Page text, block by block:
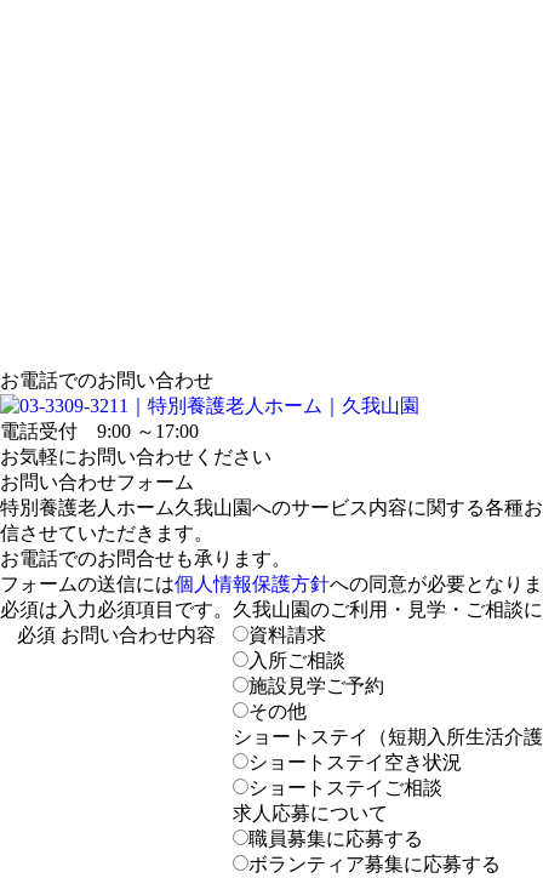
お電話でのお問い合わせ
電話受付 9:00 ～17:00
お気軽にお問い合わせください
お問い合わせフォーム
特別養護老人ホーム久我山園へのサービス内容に関する各種
信させていただきます。
お電話でのお問合せも承ります。
フォームの送信には個人情報保護方針への同意が必要となりま
必須は入力必須項目です。
必須 お問い合わせ内容
久我山園のご利用・見学・ご相談
資料請求
入所ご相談
施設見学ご予約
その他
ショートステイ（短期入所生活介
ショートステイ空き状況
ショートステイご相談
求人応募について
職員募集に応募する
ボランティア募集に応募する